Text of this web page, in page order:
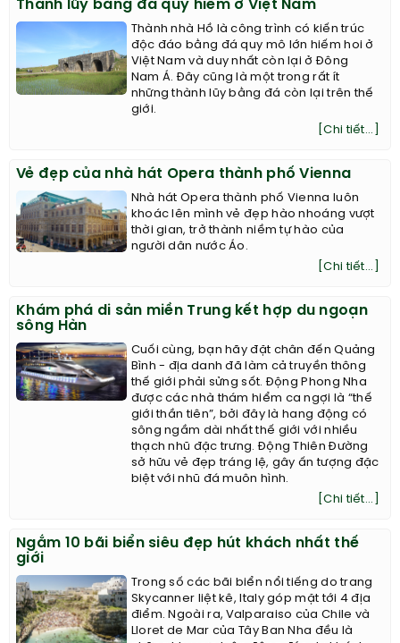
Thành lũy bằng đá quý hiếm ở Việt Nam
Thành nhà Hồ là công trình có kiến trúc
độc đáo bằng đá quy mô lớn hiếm hoi ở
Việt Nam và duy nhất còn lại ở Đông
Nam Á. Đây cũng là một trong rất ít
những thành lũy bằng đá còn lại trên thế
giới.
[Chi tiết...]
Vẻ đẹp của nhà hát Opera thành phố Vienna
Nhà hát Opera thành phố Vienna luôn
khoác lên mình vẻ đẹp hào nhoáng vượt
thời gian, trở thành niềm tự hào của
người dân nước Áo.
[Chi tiết...]
Khám phá di sản miền Trung kết hợp du ngoạn
sông Hàn
Cuối cùng, bạn hãy đặt chân đến Quảng
Bình - địa danh đã làm cả truyền thông
thế giới phải sửng sốt. Động Phong Nha
được các nhà thám hiểm ca ngợi là “thế
giới thần tiên”, bởi đây là hang động có
sông ngầm dài nhất thế giới với nhiều
thạch nhũ đặc trưng. Động Thiên Đường
sở hữu vẻ đẹp tráng lệ, gây ấn tượng đặc
biệt với nhũ đá muôn hình.
[Chi tiết...]
Ngắm 10 bãi biển siêu đẹp hút khách nhất thế
giới
Trong số các bãi biển nổi tiếng do trang
Skycanner liệt kê, Italy góp mặt tới 4 địa
điểm. Ngoài ra, Valparaiso của Chile và
Lloret de Mar của Tây Ban Nha đều là